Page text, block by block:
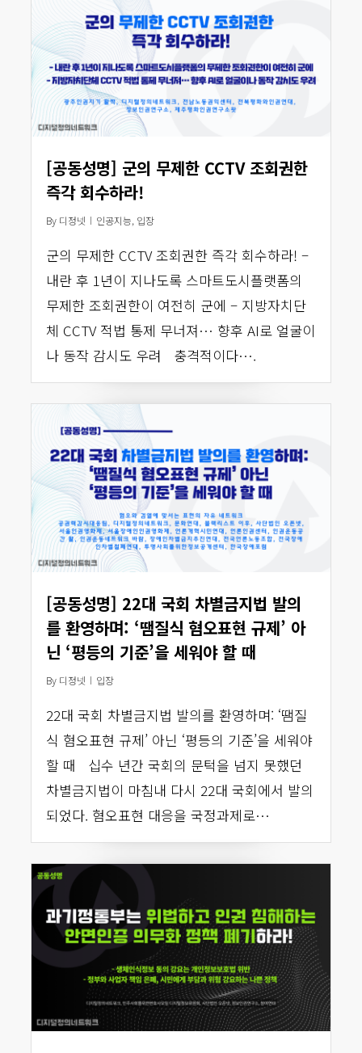
[공동성명] 군의 무제한 CCTV 조회권한
즉각 회수하라!
By 디정넷 인공지능, 입장
군의 무제한 CCTV 조회권한 즉각 회수하라! –
내란 후 1년이 지나도록 스마트도시플랫폼의
무제한 조회권한이 여전히 군에 – 지방자치단
체 CCTV 적법 통제 무너져… 향후 AI로 얼굴이
나 동작 감시도 우려 충격적이다….
[공동성명] 22대 국회 차별금지법 발의
를 환영하며: ‘땜질식 혐오표현 규제’ 아
닌 ‘평등의 기준’을 세워야 할 때
By 디정넷 입장
22대 국회 차별금지법 발의를 환영하며: ‘땜질
식 혐오표현 규제’ 아닌 ‘평등의 기준’을 세워야
할 때 십수 년간 국회의 문턱을 넘지 못했던
차별금지법이 마침내 다시 22대 국회에서 발의
되었다. 혐오표현 대응을 국정과제로…